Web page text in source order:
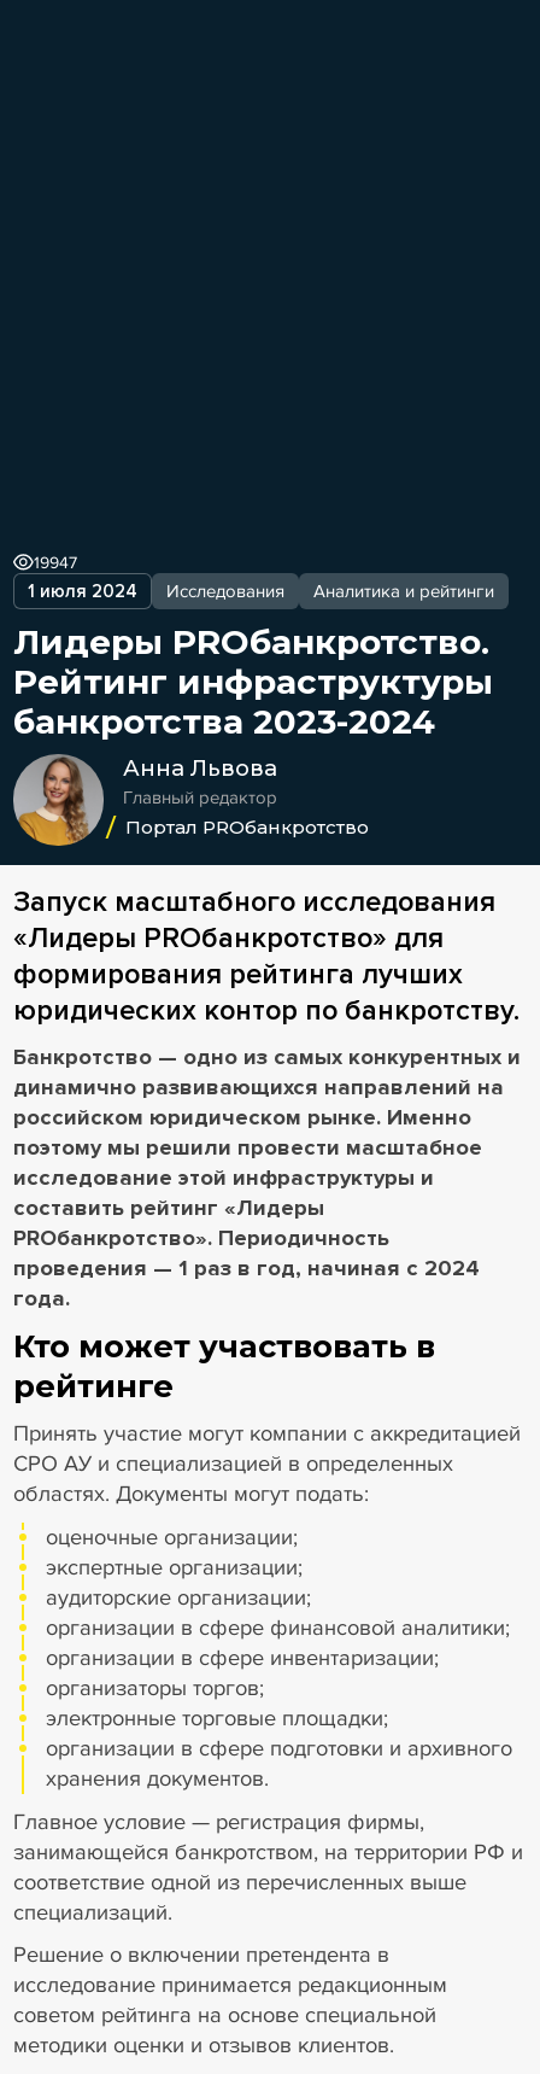
1 июля 2024 Исследования Аналитика и рейтинги
19947
Лидеры PROбанкротство.
Рейтинг инфраструктуры
банкротства 2023-2024
Анна Львова
Главный редактор
Портал PROбанкротство
Запуск масштабного исследования
«Лидеры PROбанкротство» для
формирования рейтинга лучших
юридических контор по банкротству.
Банкротство — одно из самых конкурентных и
динамично развивающихся направлений на
российском юридическом рынке. Именно
поэтому мы решили провести масштабное
исследование этой инфраструктуры и
составить рейтинг «Лидеры
PROбанкротство». Периодичность
проведения — 1 раз в год, начиная с 2024
года.
Кто может участвовать в
рейтинге
Принять участие могут компании с аккредитацией
СРО АУ и специализацией в определенных
областях. Документы могут подать:
оценочные организации;
экспертные организации;
аудиторские организации;
организации в сфере финансовой аналитики;
организации в сфере инвентаризации;
организаторы торгов;
электронные торговые площадки;
организации в сфере подготовки и архивного
хранения документов.
Главное условие — регистрация фирмы,
занимающейся банкротством, на территории РФ и
соответствие одной из перечисленных выше
специализаций.
Решение о включении претендента в
исследование принимается редакционным
советом рейтинга на основе специальной
методики оценки и отзывов клиентов.